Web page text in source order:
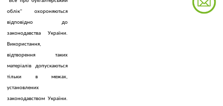
облік" охороняються
відповідно до
законодавства України.
Використання,
відтворення таких
матеріалів допускаються
тільки в межах,
установлених
законодавством України.